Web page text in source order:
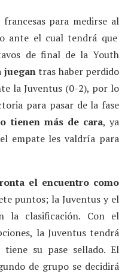
para medirse al
ante el cual tendrá que
de final de la Youth
juegantras haber perdido
la Juventus (0-2), por lo
para pasar de la fase
tienen más de cara, ya
empate les valdría para
el encuentro como
puntos; la Juventus y el
la clasificación. Con el
la Juventus tendrá
su pase sellado. El
de grupo se decidirá